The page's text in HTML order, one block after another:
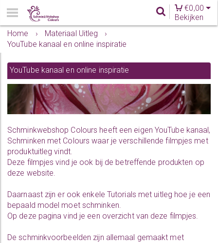
€0,00
Bekijken
Home
› Materiaal Uitleg
›
YouTube kanaal en online inspiratie
YouTube kanaal en online inspiratie
Schminkwebshop Colours heeft een eigen YouTube kanaal,
Schminken met Colours waar je verschillende filmpjes met
produktuitleg vindt.
Deze filmpjes vind je ook bij de betreffende produkten op
deze website.
Daarnaast zijn er ook enkele Tutorials met uitleg hoe je een
bepaald model moet schminken.
Op deze pagina vind je een overzicht van deze filmpjes.
De schminkvoorbeelden zijn allemaal gemaakt met